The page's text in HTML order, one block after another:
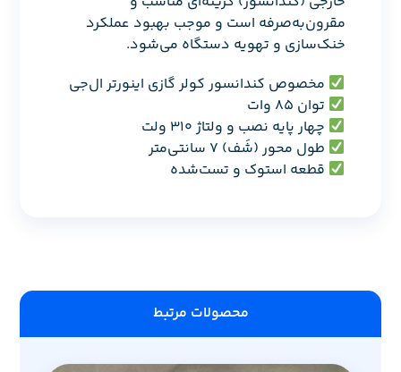
مقرون‌به‌صرفه است و موجب بهبود عملکرد
خنک‌سازی و تهویه دستگاه می‌شود.
مخصوص کندانسور کولر گازی اینورتر ال‌جی
توان ۸۵ وات
چهار پایه نصب و ولتاژ ۳۱۰ ولت
طول محور (شَف) ۷ سانتی‌متر
قطعه استوک و تست‌شده
محصولات مرتبط